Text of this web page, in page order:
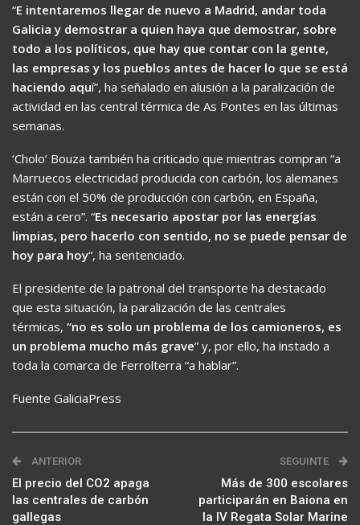
“E intentaremos llegar de nuevo a Madrid, andar toda
Galicia y demostrar a quien haya que demostrar, sobre
todo a los políticos, que hay que contar con la gente,
las empresas y los pueblos antes de hacer lo que se está
haciendo aquí”, ha señalado en alusión a la paralización de
actividad en las central térmica de As Pontes en las últimas
semanas.
‘Cholo’ Bouza también ha criticado que mientras compran “a
Marruecos electricidad producida con carbón, los alemanes
están con el 50% de producción con carbón, en España,
están a cero”. “Es necesario apostar por las energías
limpias, pero hacerlo con sentido, no se puede pensar de
hoy para hoy“, ha sentenciado.
El presidente de la patronal del transporte ha destacado
que esta situación, la paralización de las centrales
térmicas, “no es solo un problema de los camioneros, es
un problema mucho más grave” y, por ello, ha instado a
toda la comarca de Ferrolterra “a hablar”.
Fuente GaliciaPress
ANTERIOR
El precio del CO2 apaga
las centrales de carbón
gallegas
SEGUINTE
Más de 300 escolares
participarán en Baiona en
la IV Regata Solar Marine